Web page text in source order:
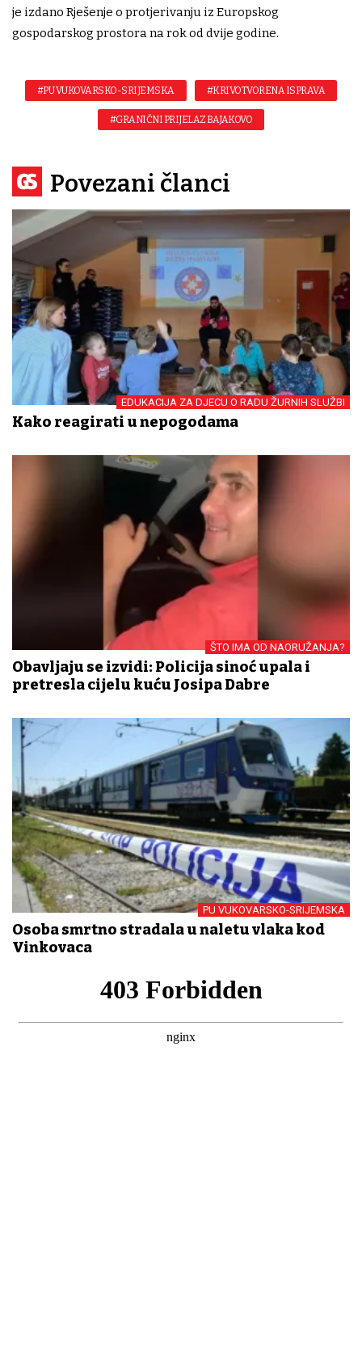
je izdano Rješenje o protjerivanju iz Europskog
gospodarskog prostora na rok od dvije godine.
#PU VUKOVARSKO-SRIJEMSKA #KRIVOTVORENA ISPRAVA
#GRANIČNI PRIJELAZ BAJAKOVO
Povezani članci
EDUKACIJA ZA DJECU O RADU ŽURNIH SLUŽBI
Kako reagirati u nepogodama
ŠTO IMA OD NAORUŽANJA?
Obavljaju se izvidi: Policija sinoć upala i
pretresla cijelu kuću Josipa Dabre
PU VUKOVARSKO-SRIJEMSKA
Osoba smrtno stradala u naletu vlaka kod
Vinkovaca